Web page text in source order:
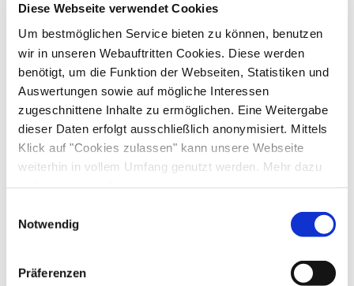
Diese Webseite verwendet Cookies
Um bestmöglichen Service bieten zu können, benutzen
wir in unseren Webauftritten Cookies. Diese werden
benötigt, um die Funktion der Webseiten, Statistiken und
Auswertungen sowie auf mögliche Interessen
zugeschnittene Inhalte zu ermöglichen. Eine Weitergabe
dieser Daten erfolgt ausschließlich anonymisiert. Mittels
Klick auf "Cookies zulassen" kann unsere Webseite
weiterhin in vollem Umfang genutzt werden. Mehr dazu
steht in unserer Datenschutzerklärung.
gelistet.
Notwendig
Präferenzen